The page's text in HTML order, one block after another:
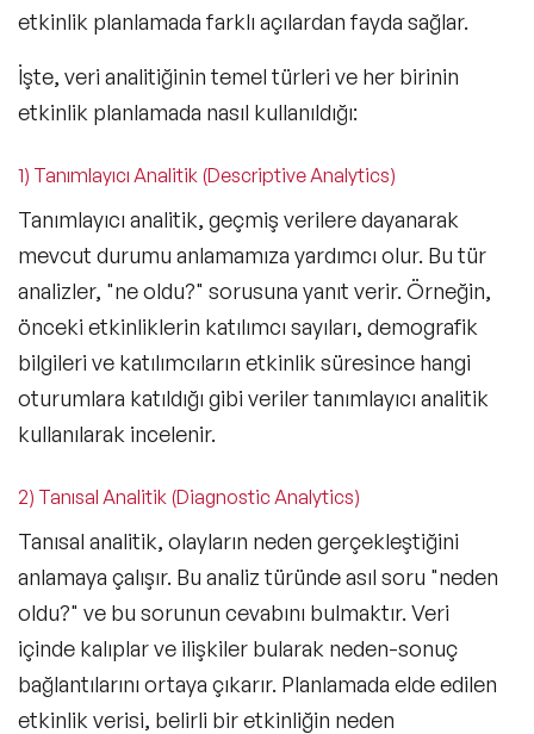
etkinlik planlamada farklı açılardan fayda sağlar.
İşte, veri analitiğinin temel türleri ve her birinin
etkinlik planlamada nasıl kullanıldığı:
1) Tanımlayıcı Analitik (Descriptive Analytics)
Tanımlayıcı analitik, geçmiş verilere dayanarak
mevcut durumu anlamamıza yardımcı olur. Bu tür
analizler, "ne oldu?" sorusuna yanıt verir. Örneğin,
önceki etkinliklerin katılımcı sayıları, demografik
bilgileri ve katılımcıların etkinlik süresince hangi
oturumlara katıldığı gibi veriler tanımlayıcı analitik
kullanılarak incelenir.
2) Tanısal Analitik (Diagnostic Analytics)
Tanısal analitik, olayların neden gerçekleştiğini
anlamaya çalışır. Bu analiz türünde asıl soru "neden
oldu?" ve bu sorunun cevabını bulmaktır. Veri
içinde kalıplar ve ilişkiler bularak neden-sonuç
bağlantılarını ortaya çıkarır. Planlamada elde edilen
etkinlik verisi, belirli bir etkinliğin neden